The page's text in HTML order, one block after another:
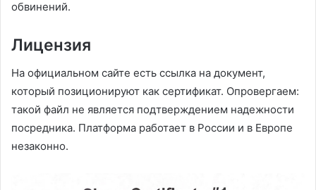
обвинений.
Лицензия
На официальном сайте есть ссылка на документ,
который позиционируют как сертификат. Опровергаем:
такой файл не является подтверждением надежности
посредника. Платформа работает в России и в Европе
незаконно.